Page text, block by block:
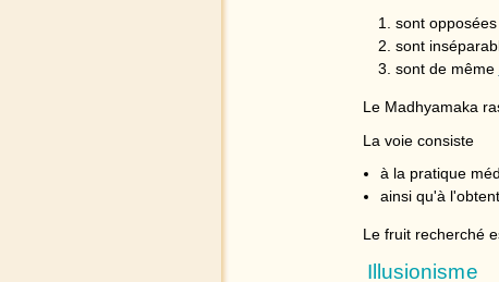
sont
sont
sont de même
Le Madhyamaka
La voie consiste
à la pratique
ainsi qu'à
Le fruit recherché
Illusionisme